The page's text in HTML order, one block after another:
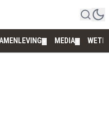
MEDIA